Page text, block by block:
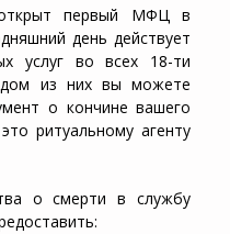
первый МФЦ в
день действует
услуг во всех 18-ти
из них вы можете
о кончине вашего
ритуальному агенту
о смерти в службу